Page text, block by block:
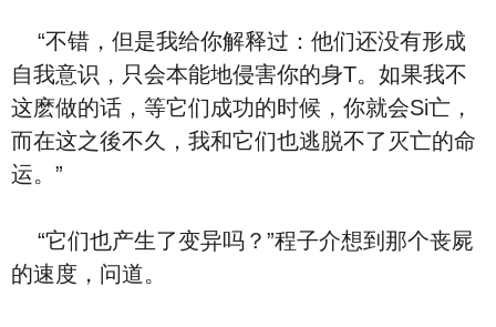
“不错，但是我给你解释过：他们还没有形成
自我意识，只会本能地侵害你的身T。如果我不
这麽做的话，等它们成功的时候，你就会Si亡，
而在这之後不久，我和它们也逃脱不了灭亡的命
运。”
“它们也产生了变异吗？”程子介想到那个丧屍
的速度，问道。